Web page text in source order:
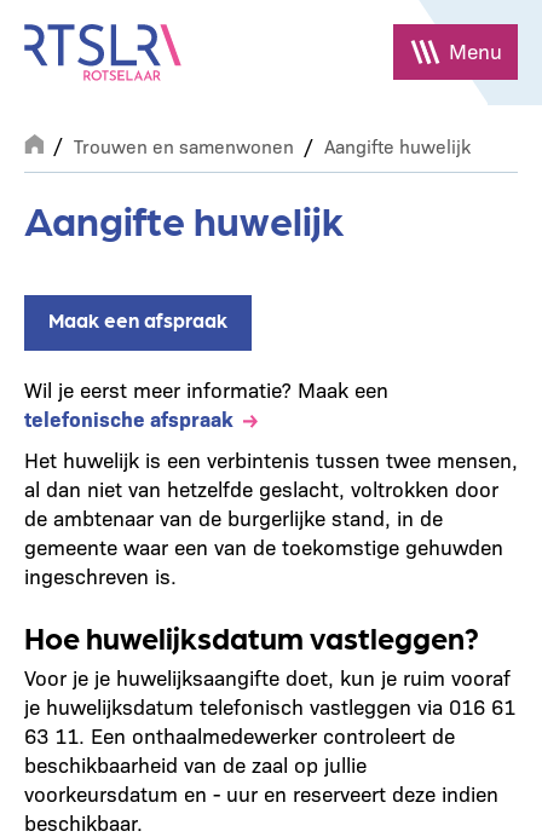
naar
inhoud
gaan
Menu
Breadcrumb
Trouwen en samenwonen Aangifte huwelijk
Aangifte huwelijk
Maak een afspraak
Wil je eerst meer informatie? Maak een
telefonische afspraak
Het huwelijk is een verbintenis tussen twee mensen,
al dan niet van hetzelfde geslacht, voltrokken door
de ambtenaar van de burgerlijke stand, in de
gemeente waar een van de toekomstige gehuwden
ingeschreven is.
Hoe huwelijksdatum vastleggen?
Voor je je huwelijksaangifte doet, kun je ruim vooraf
je huwelijksdatum telefonisch vastleggen via 016 61
63 11. Een onthaalmedewerker controleert de
beschikbaarheid van de zaal op jullie
voorkeursdatum en - uur en reserveert deze indien
beschikbaar.